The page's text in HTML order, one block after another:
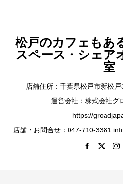
松戸のカフェもあ
スペース・シェア
室
店舗住所：千葉県松戸市新松
運営会社：株式会社グ
https://
店舗・お問合せ：047-710-3381